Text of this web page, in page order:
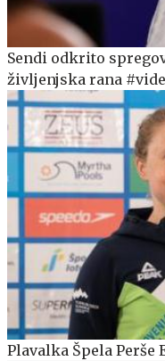
Sendi odkrito
življenjska rana
Plavalka Špela Perše